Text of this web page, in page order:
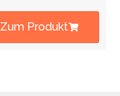
Zum Produkt